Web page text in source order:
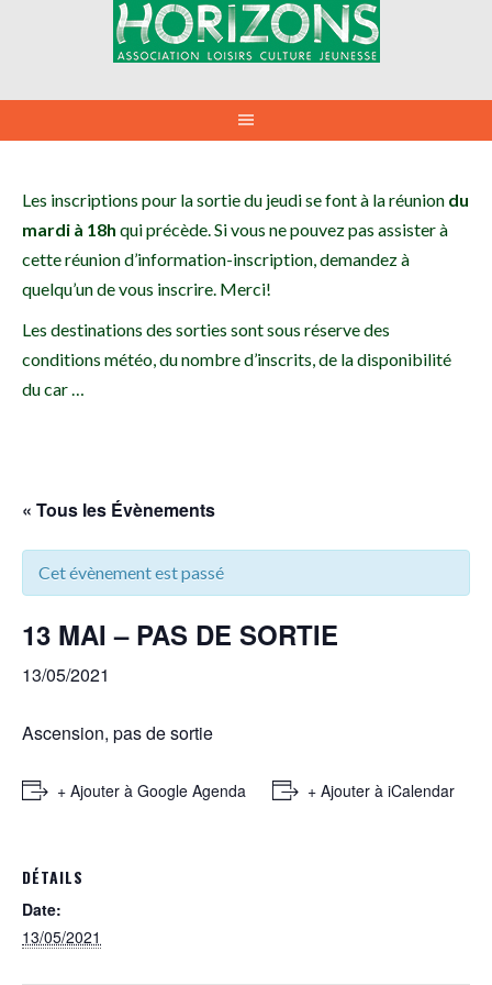
Les inscriptions pour la sortie du jeudi se font à la réunion du
mardi à 18h qui précède. Si vous ne pouvez pas assister à
cette réunion d’information-inscription, demandez à
quelqu’un de vous inscrire. Merci!
Les destinations des sorties sont sous réserve des
conditions météo, du nombre d’inscrits, de la disponibilité
du car …
« Tous les Évènements
Cet évènement est passé
13 MAI – PAS DE SORTIE
13/05/2021
Ascension, pas de sortie
+ Ajouter à Google Agenda + Ajouter à iCalendar
DÉTAILS
Date:
13/05/2021